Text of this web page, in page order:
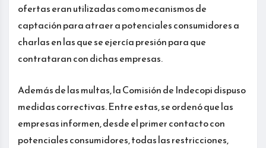
ofertas eran utilizadas como mecanismos de
captación para atraer a potenciales consumidores a
charlas en las que se ejercía presión para que
contrataran con dichas empresas.
Además de las multas, la Comisión de Indecopi dispuso
medidas correctivas. Entre estas, se ordenó que las
empresas informen, desde el primer contacto con
potenciales consumidores, todas las restricciones,